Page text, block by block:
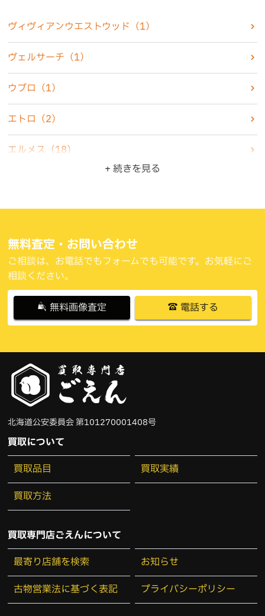
カメラ
化粧品 （2）
香水 （7）
古銭・古紙幣
骨董品 （5）
（10）
ブランド品 （47）
その他（11）
ヴィヴィアンウエストウッド （1）
ヴェルサーチ （1）
ウブロ （1）
エトロ （2）
エルメス （18）
カシオ（3）
カルティエ （4）
グッチ （6）
クリスチャンディオール
コールハーン（1）
シャネル（5）
ゼロハリバートン（1）
ダックス（1）
ティファニー
ナイキ（1）
バーバリー （2）
+ 続きを見る
無料査定・お問い合わせ
ご相談は、お電話でもフォームでも可能です。お気軽にご
相談ください。
無料画像査定 電話する
北海道公安委員会 第101270001408号
買取について
買取品目
買取実績
買取方法
買取専門店ごえんについて
最寄り店舗を検索
お知らせ
古物営業法に基づく表記
プライバシーポリシー